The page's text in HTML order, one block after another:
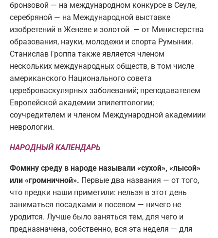
бронзовой — на международном конкурсе в Сеуле,
серебряной — на Международной выставке
изобретений в Женеве и золотой — от Министерства
образования, науки, молодежи и спорта Румынии.
Станислав Гроппа также является членом
нескольких международных обществ, в том числе
американского Национального совета
цереброваскулярных заболеваний; преподавателем
Европейской академии эпилептологии;
соучредителем и членом Международной академиии
неврологии.
НАРОДНЫЙ КАЛЕНДАРЬ
Фомину среду в народе называли «сухой», «лысой»
или «громничной». Первые два названия — от того,
что предки наши приметили: нельзя в этот день
заниматься посадками и посевом — ничего не
уродится. Лучше было заняться тем, для чего и
предназначена, собственно, вся эта неделя — для